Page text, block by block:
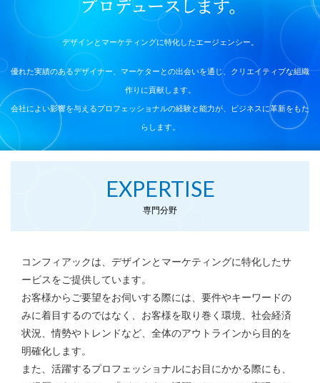
デザインとマーケティングに特化したエージェンシー。
優れた実績のあるデザイナー、マーケターとの出会いを通じ、クリエイティブな組織
作りに貢献します。
会社によい影響を与えるプロフェッショナルの経験と能力が、ビジネスに革新をもた
らします。
EXPERTISE
専門分野
コンフィアックは、デザインとマーケティングに特化したサ
ービスをご提供しています。
お客様からご要望をお伺いする際には、要件やキーワードの
みに着目するのではなく、 お客様を取り巻く環境、社会経済
状況、情勢やトレンドなど、全体のアウトラインから 目的を
明確化します。
また、活躍するプロフェッショナルにお目にかかる際にも、